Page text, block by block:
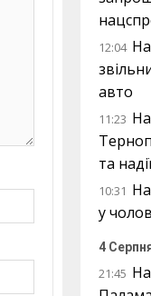
12:04
авто
11:23
та надії
10:31
у
4
21:45